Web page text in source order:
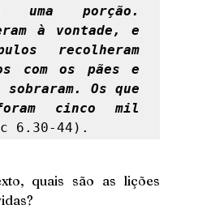
uma porção.
à vontade, e
recolheram
com os pães e
sobraram. Os que
foram cinco mil
6.30-44).
quais são as lições